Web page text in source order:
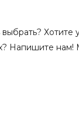
Хотите
Напишите нам!